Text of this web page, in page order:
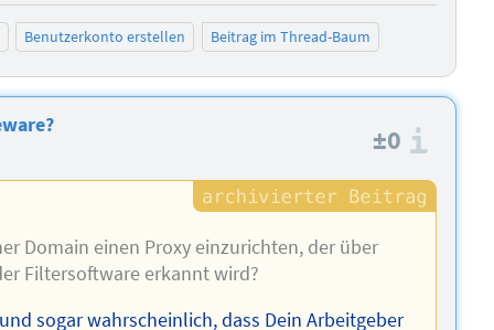
Benutzerkonto erstellen Beitrag im Thread-Baum
±0
Domain einen Proxy einzurichten, der über
Filtersoftware erkannt wird?
sogar wahrscheinlich, dass Dein Arbeitgeber